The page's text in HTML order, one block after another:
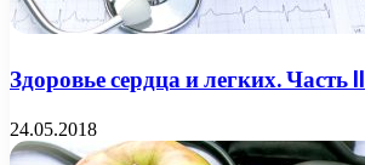
Здоровье сердца и легких. Часть II
24.05.2018